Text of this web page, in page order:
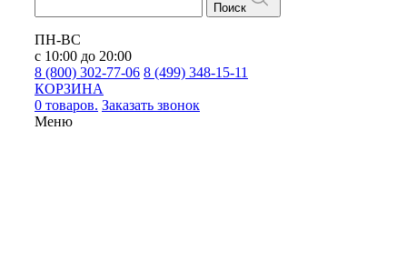
Поиск
ПН-ВС
с 10:00 до 20:00
8 (800) 302-77-06 8 (499) 348-15-11
КОРЗИНА
0 товаров. Заказать звонок
Меню